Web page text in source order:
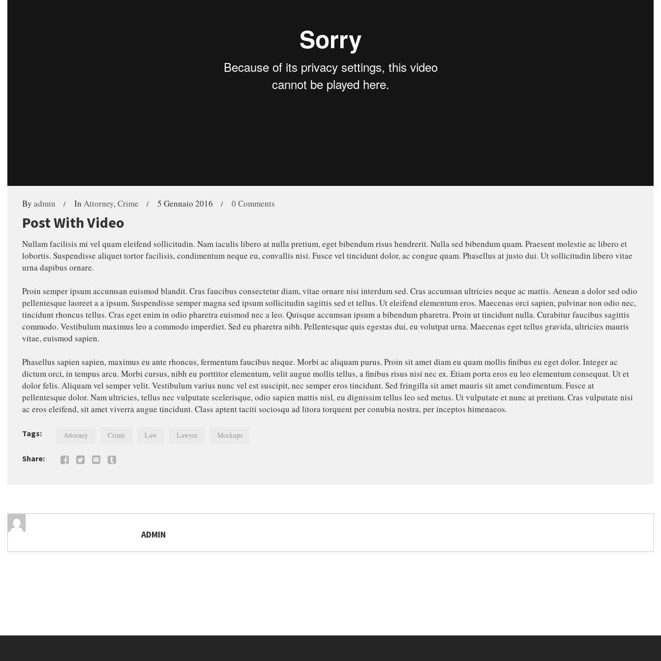
By admin In Attorney,Crime 5 Gennaio 2016 0 Comments
Post With Video
Nullam facilisis mi vel quam eleifend sollicitudin. Nam iaculis libero at nulla pretium, eget bibendum risus hendrerit. Nulla sed bibendum quam. Praesent molestie ac libero et
lobortis. Suspendisse aliquet tortor facilisis, condimentum neque eu, convallis nisi. Fusce vel tincidunt dolor, ac congue quam. Phasellus at justo dui. Ut sollicitudin libero vitae
urna dapibus ornare.
Proin semper ipsum accumsan euismod blandit. Cras faucibus consectetur diam, vitae ornare nisi interdum sed. Cras accumsan ultricies neque ac mattis. Aenean a dolor sed odio
pellentesque laoreet a a ipsum. Suspendisse semper magna sed ipsum sollicitudin sagittis sed et tellus. Ut eleifend elementum eros. Maecenas orci sapien, pulvinar non odio nec,
tincidunt rhoncus tellus. Cras eget enim in odio pharetra euismod nec a leo. Quisque accumsan ipsum a bibendum pharetra. Proin ut tincidunt nulla. Curabitur faucibus sagittis
commodo. Vestibulum maximus leo a commodo imperdiet. Sed eu pharetra nibh. Pellentesque quis egestas dui, eu volutpat urna. Maecenas eget tellus gravida, ultricies mauris
vitae, euismod sapien.
Phasellus sapien sapien, maximus eu ante rhoncus, fermentum faucibus neque. Morbi ac aliquam purus. Proin sit amet diam eu quam mollis finibus eu eget dolor. Integer ac
dictum orci, in tempus arcu. Morbi cursus, nibh eu porttitor elementum, velit augue mollis tellus, a finibus risus nisi nec ex. Etiam porta eros eu leo elementum consequat. Ut et
dolor felis. Aliquam vel semper velit. Vestibulum varius nunc vel est suscipit, nec semper eros tincidunt. Sed fringilla sit amet mauris sit amet condimentum. Fusce at
pellentesque dolor. Nam ultricies, tellus nec vulputate scelerisque, odio sapien mattis nisl, eu dignissim tellus leo sed metus. Ut vulputate et nunc at pretium. Cras vulputate nisi
ac eros eleifend, sit amet viverra augue tincidunt. Class aptent taciti sociosqu ad litora torquent per conubia nostra, per inceptos himenaeos.
Tags: Attorney Crime Law Lawyer Mockups
Share:
ADMIN